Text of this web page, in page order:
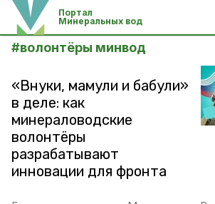
Портал
Минеральных вод
#волонтёры минвод
«Внуки, мамули и бабули»
в деле: как
минераловодские
волонтёры
разрабатывают
инновации для фронта